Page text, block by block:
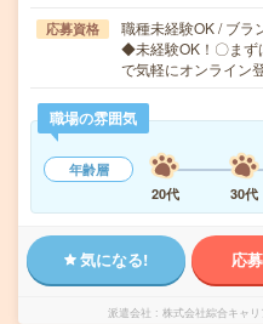
応募資格
職種未経験OK / ブラ
◆未経験OK！〇まず
で気軽にオンライン
職場の雰囲気
年齢層
20代
30代
気になる! 応
派遣会社 株式会社綜合キャ